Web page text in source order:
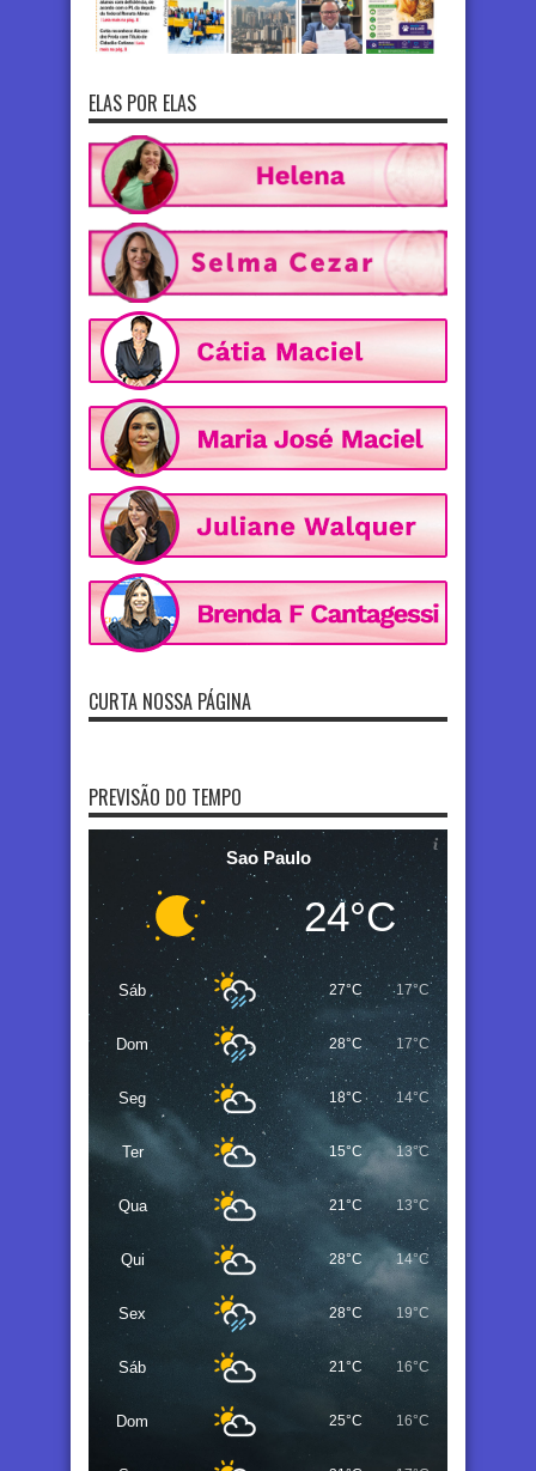
ELAS POR ELAS
CURTA NOSSA PÁGINA
PREVISÃO DO TEMPO
Sao Paulo
24°C
Sáb 27°C 17°C
Dom 28°C 17°C
Seg 18°C 14°C
Ter 15°C 13°C
Qua 21°C 13°C
Qui 28°C 14°C
Sex 28°C 19°C
Sáb 21°C 16°C
Dom 25°C 16°C